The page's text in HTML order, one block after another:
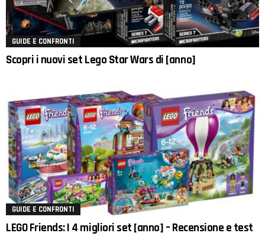
GUIDE E CONFRONTI
Scopri i nuovi set Lego Star Wars di [anno]
GUIDE E CONFRONTI
LEGO Friends: I 4 migliori set [anno] – Recensione e test